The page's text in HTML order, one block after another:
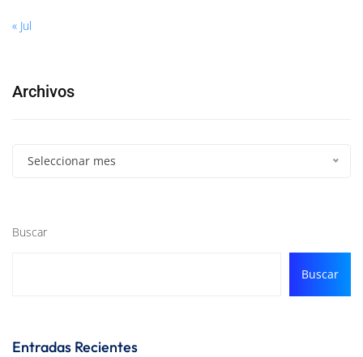
« Jul
Archivos
Seleccionar mes
Buscar
Buscar
Entradas Recientes